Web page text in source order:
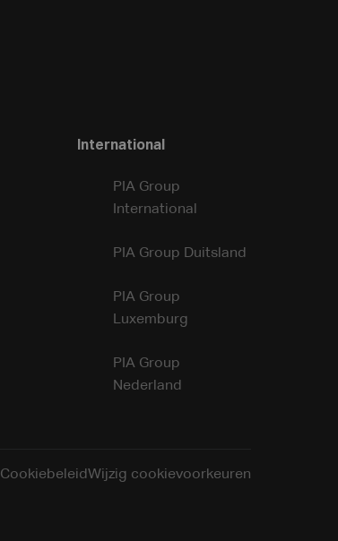
International
PIA Group
International
PIA Group Duitsland
PIA Group
Luxemburg
PIA Group
Nederland
CookiebeleidWijzig cookievoorkeuren